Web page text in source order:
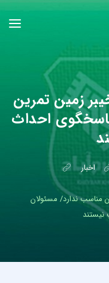
زمین تمرین
احداث
اخبار
مناسب ندارد/ مسئولان